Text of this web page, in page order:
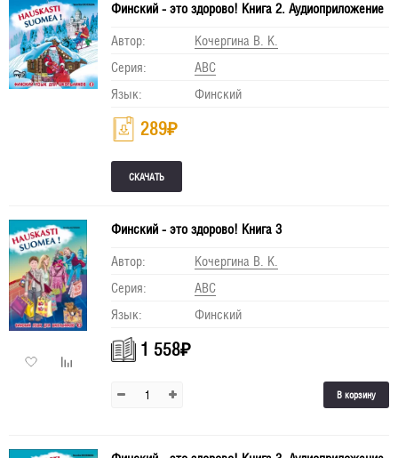
Финский - это здорово! Книга 2. Аудиоприложение
Автор:
Кочергина В. К.
Серия:
АВС
Язык:
Финский
289₽
Финский - это здорово! Книга 3
Автор:
Кочергина В. К.
Серия:
АВС
Язык:
Финский
1 558₽
В корзину